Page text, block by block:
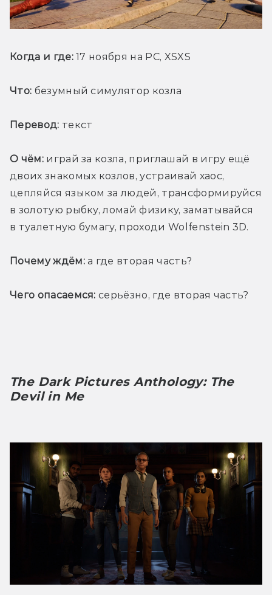
Когда и где: 17 ноября на PC, XSXS
Что: безумный симулятор козла
Перевод: текст
О чём: играй за козла, приглашай в игру ещё
двоих знакомых козлов, устраивай хаос,
цепляйся языком за людей, трансформируйся
в золотую рыбку, ломай физику, заматывайся
в туалетную бумагу, проходи Wolfenstein 3D.
Почему ждём: а где вторая часть?
Чего опасаемся: серьёзно, где вторая часть?
The Dark Pictures Anthology: The
Devil in Me